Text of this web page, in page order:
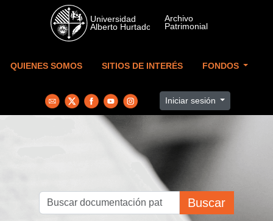
Skip to main content
QUIENES SOMOS SITIOS DE INTERÉS FONDOS
Iniciar sesión
Buscar